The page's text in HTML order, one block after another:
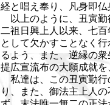
経と唱え奉り、凡身即仏
以上のように、丑寅勤
二祖日興上人以来、七
として欠かすことなく
るよう、また、逆縁の
提広宣流布の大願成就を
私達は、この丑寅勤行
り、また、御法主上人